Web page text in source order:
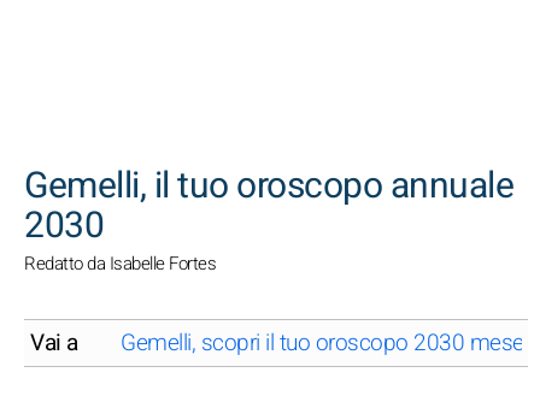
Gemelli, il tuo oroscopo annuale
2030
Redatto da Isabelle Fortes
Vai a Gemelli, scopri il tuo oroscopo 2030 mese